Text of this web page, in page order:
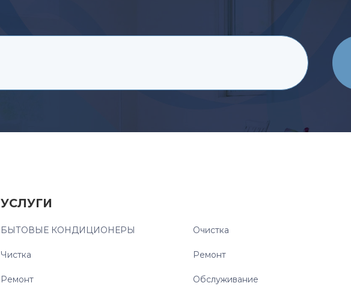
УСЛУГИ
БЫТОВЫЕ КОНДИЦИОНЕРЫ
Чистка
Ремонт
Очистка
Ремонт
Обслуживание